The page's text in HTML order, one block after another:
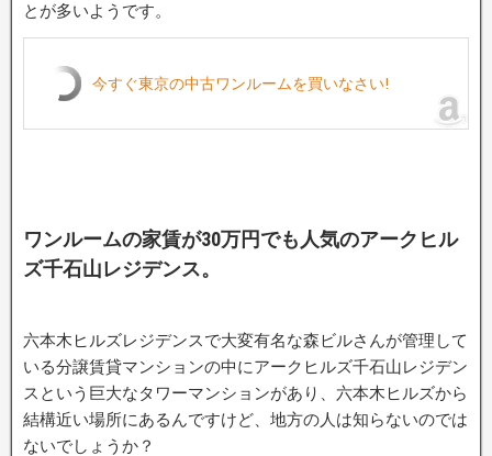
とが多いようです。
今すぐ東京の中古ワンルームを買いなさい!
ワンルームの家賃が30万円でも人気のアークヒル
ズ千石山レジデンス。
六本木ヒルズレジデンスで大変有名な森ビルさんが管理して
いる分譲賃貸マンションの中にアークヒルズ千石山レジデン
スという巨大なタワーマンションがあり、六本木ヒルズから
結構近い場所にあるんですけど、地方の人は知らないのでは
ないでしょうか？